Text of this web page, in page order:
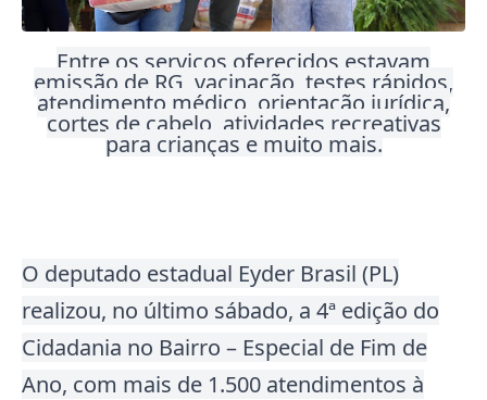
Entre os serviços oferecidos estavam
emissão de RG, vacinação, testes rápidos,
atendimento médico, orientação jurídica,
cortes de cabelo, atividades recreativas
para crianças e muito mais.
O deputado estadual Eyder Brasil (PL)
realizou, no último sábado, a 4ª edição do
Cidadania no Bairro – Especial de Fim de
Ano, com mais de 1.500 atendimentos à